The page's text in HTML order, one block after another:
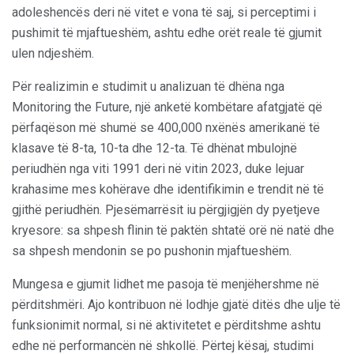
adoleshencës deri në vitet e vona të saj, si perceptimi i
pushimit të mjaftueshëm, ashtu edhe orët reale të gjumit
ulen ndjeshëm.
Për realizimin e studimit u analizuan të dhëna nga
Monitoring the Future, një anketë kombëtare afatgjatë që
përfaqëson më shumë se 400,000 nxënës amerikanë të
klasave të 8-ta, 10-ta dhe 12-ta. Të dhënat mbulojnë
periudhën nga viti 1991 deri në vitin 2023, duke lejuar
krahasime mes kohërave dhe identifikimin e trendit në të
gjithë periudhën. Pjesëmarrësit iu përgjigjën dy pyetjeve
kryesore: sa shpesh flinin të paktën shtatë orë në natë dhe
sa shpesh mendonin se po pushonin mjaftueshëm.
Mungesa e gjumit lidhet me pasoja të menjëhershme në
përditshmëri. Ajo kontribuon në lodhje gjatë ditës dhe ulje të
funksionimit normal, si në aktivitetet e përditshme ashtu
edhe në performancën në shkollë. Përtej kësaj, studimi